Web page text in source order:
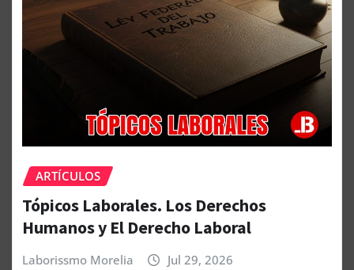
ARTÍCULOS
Tópicos Laborales. Los Derechos
Humanos y El Derecho Laboral
Laborissmo Morelia Jul 29, 2026